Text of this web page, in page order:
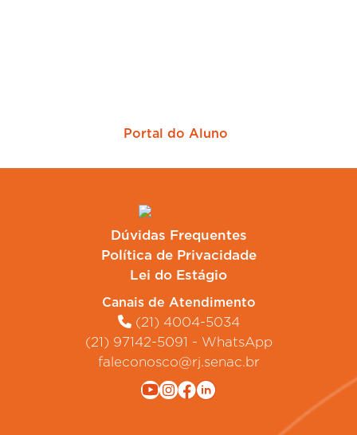
Portal do Aluno
Dúvidas Frequentes
Política de Privacidade
Lei do Estágio
Canais de Atendimento
(21) 4004-5034
(21) 97142-5091 - WhatsApp
faleconosco@rj.senac.br